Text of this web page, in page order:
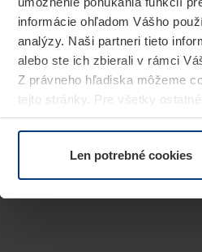
informácie ohľadom Vášho
analýzy. Naši partneri tieto
alebo ste ich zbierali v rámci
Z právneho hľadiska môžeme
tejto stránky. Pre všetky
alebo odvolať vo vysvetlení
Len potrebné cookies